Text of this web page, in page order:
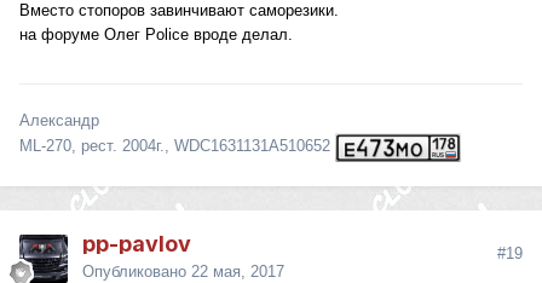
Вместо стопоров завинчивают саморезики.
на форуме Олег Police вроде делал.
Александр
ML-270, рест. 2004г., WDC1631131A510652
pp-pavlov
Опубликовано 22 мая, 2017
#19